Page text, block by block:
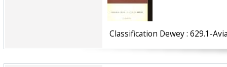
Classification Dewey : 629.1-